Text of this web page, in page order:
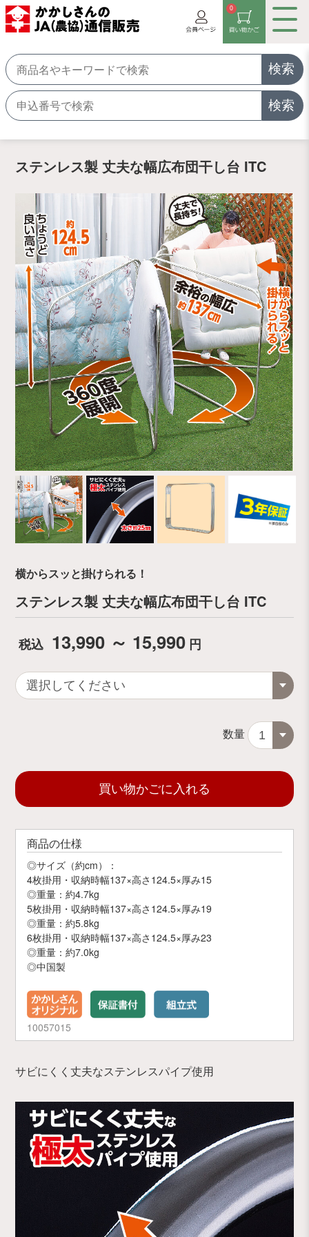
検索
検索
0
ステンレス製 丈夫な幅広布団干し台 ITC
横からスッと掛けられる！
ステンレス製 丈夫な幅広布団干し台 ITC
税込 13,990 ～ 15,990 円
数量
買い物かごに入れる
商品の仕様
◎サイズ（約cm）：
4枚掛用・収納時幅137×高さ124.5×厚み15
◎重量：約4.7kg
5枚掛用・収納時幅137×高さ124.5×厚み19
◎重量：約5.8kg
6枚掛用・収納時幅137×高さ124.5×厚み23
◎重量：約7.0kg
◎中国製
10057015
サビにくく丈夫なステンレスパイプ使用